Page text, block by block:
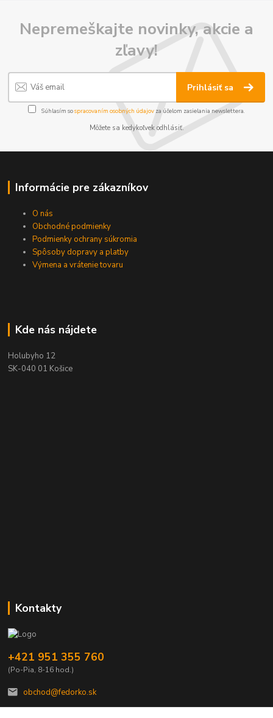
Nepremeškajte novinky, akcie a
zľavy!
Prihlásiť sa
Súhlasím sospracovaním osobných údajov za účelom zasielania newslettera.
Môžete sa kedykoľvek odhlásiť.
Informácie pre zákazníkov
O nás
Obchodné podmienky
Podmienky ochrany súkromia
Spôsoby dopravy a platby
Výmena a vrátenie tovaru
Kde nás nájdete
Holubyho 12
SK-040 01 Košice
Kontakty
+421 951 355 760
(Po-Pia, 8-16 hod.)
obchod@fedorko.sk